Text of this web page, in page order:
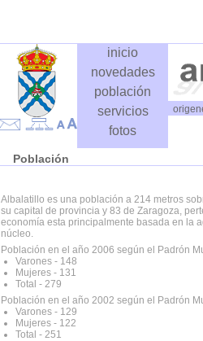
inicio
novedades
población
servicios
fotos
Población
Albalatillo es una población a 214 metros
su capital de provincia y 83 de Zaragoza,
economía esta principalmente basada en la
núcleo.
Población en el año 2006 según el Padrón
Varones - 148
Mujeres - 131
Total - 279
Población en el año 2002 según el Padrón
Varones - 129
Mujeres - 122
Total - 251